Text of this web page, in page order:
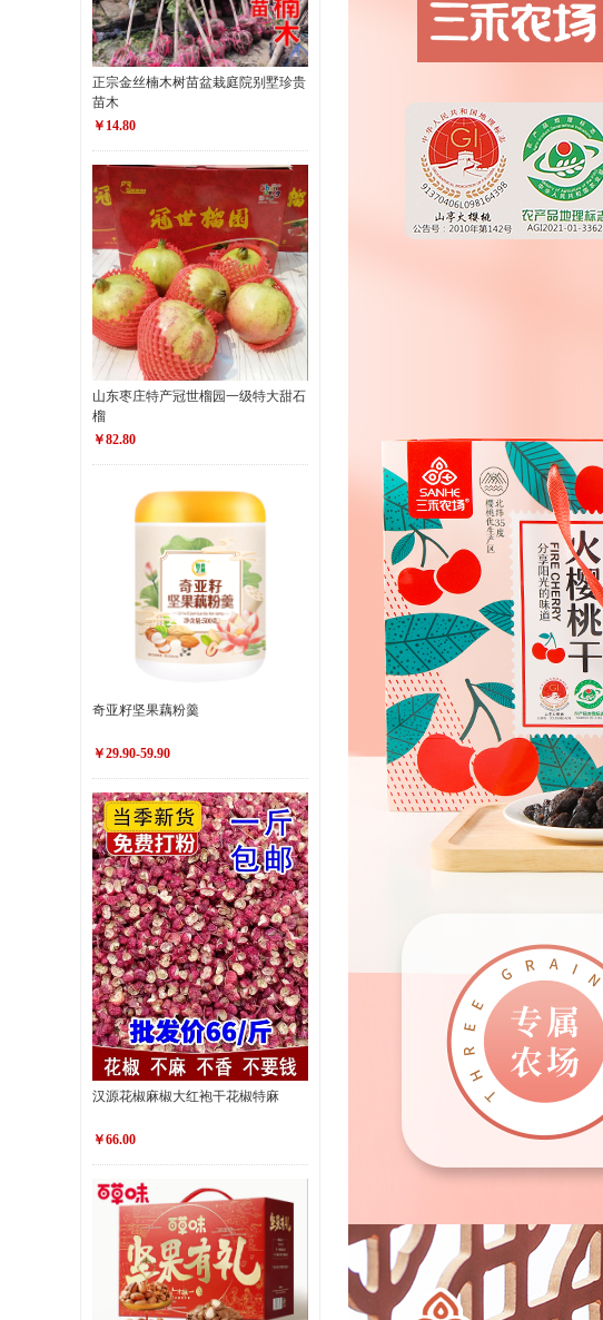
正宗金丝楠木树苗盆栽庭院别墅珍贵
苗木
￥14.80
山东枣庄特产冠世榴园一级特大甜石
榴
￥82.80
奇亚籽坚果藕粉羹
￥29.90-59.90
汉源花椒麻椒大红袍干花椒特麻
￥66.00